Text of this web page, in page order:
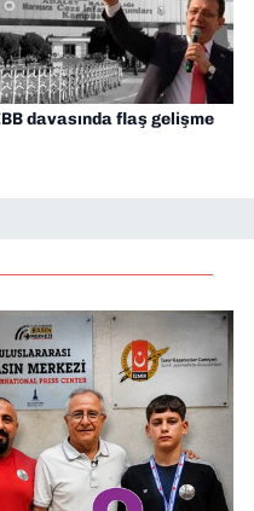
davasında flaş gelişme